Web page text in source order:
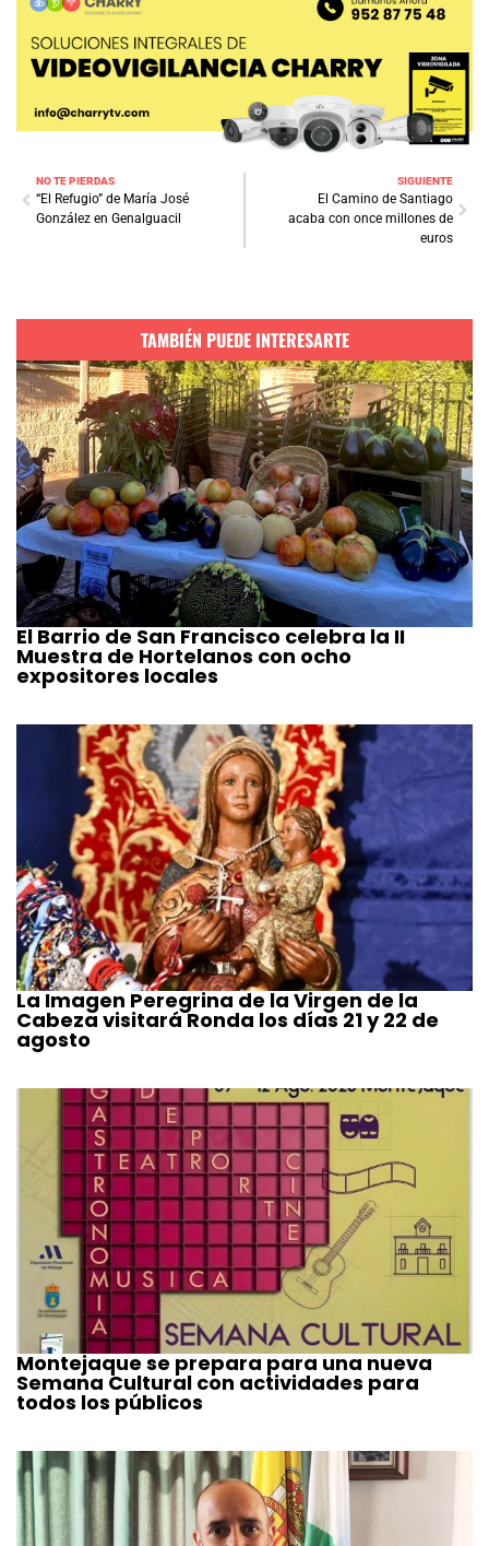
NO TE PIERDAS
“El Refugio” de María José
González en Genalguacil
SIGUIENTE
El Camino de Santiago
acaba con once millones de
euros
TAMBIÉN PUEDE INTERESARTE
El Barrio de San Francisco celebra la II
Muestra de Hortelanos con ocho
expositores locales
La Imagen Peregrina de la Virgen de la
Cabeza visitará Ronda los días 21 y 22 de
agosto
Montejaque se prepara para una nueva
Semana Cultural con actividades para
todos los públicos